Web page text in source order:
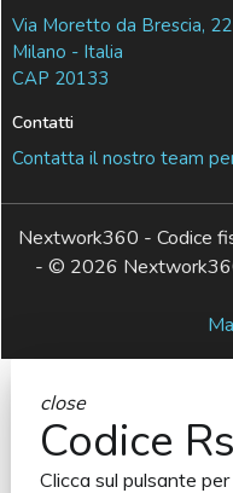
Via Moretto da Brescia, 22
Milano - Italia
CAP 20133
Contatti
Contatta il nostro team
Nextwork360 - Codice
- © 2026
close
Codice
Clicca sul pulsante